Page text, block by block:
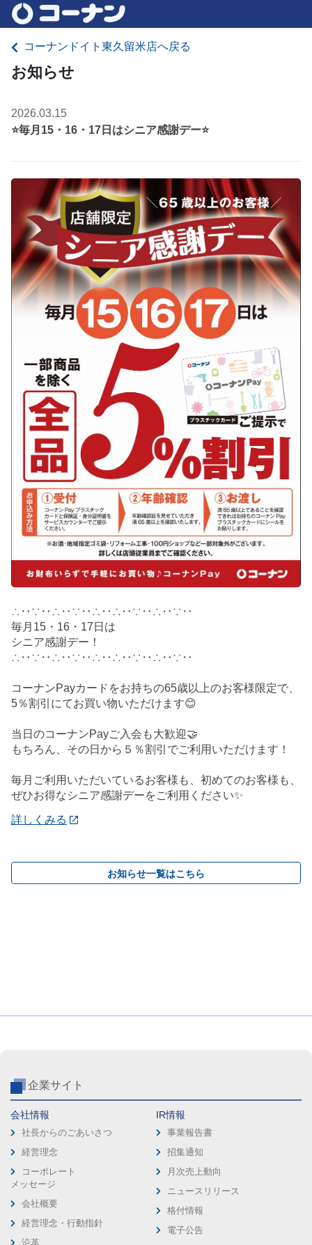
コーナンドイト東久留米店へ戻る
お知らせ
2026.03.15
⭐毎月15・16・17日はシニア感謝デー⭐
∴‥∵‥∴‥∵‥∴‥∴‥∵‥∴‥∵‥
毎月15・16・17日は
シニア感謝デー！
∴‥∵‥∴‥∵‥∴‥∴‥∵‥∴‥∵‥
コーナンPayカードをお持ちの65歳以上のお客様限定で、
5％割引にてお買い物いただけます😊
当日のコーナンPayご入会も大歓迎🤝
もちろん、その日から５％割引でご利用いただけます！
毎月ご利用いただいているお客様も、初めてのお客様も、
ぜひお得なシニア感謝デーをご利用ください✨
詳しくみる
お知らせ一覧はこちら
企業サイト
会社情報
社長からのごあいさつ
経営理念
コーポレート
メッセージ
会社概要
経営理念・行動指針
沿革
IR情報
事業報告書
招集通知
月次売上動向
ニュースリリース
格付情報
電子公告